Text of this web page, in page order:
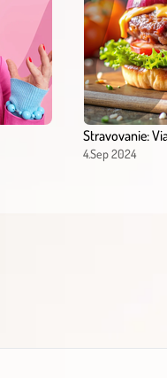
Stravovanie:
4.Sep 2024